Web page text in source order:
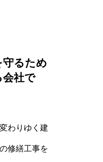
守るため
会社で
わりゆく建
修繕工事を